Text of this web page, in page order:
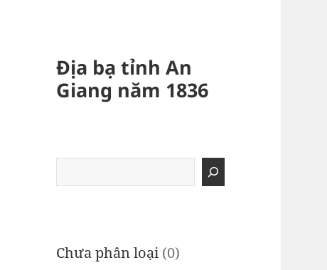
Địa bạ tỉnh An
Giang năm 1836
kiếm
Chưa phân loại(0)